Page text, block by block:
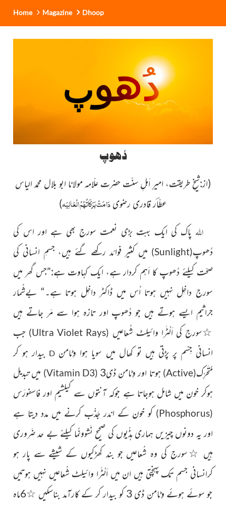
Home Magazine Dhoop
دُھوپ
(از:شیخِ طریقت، امیرِ اَہلِ سنّت حضرت علّامہ مولانا ابو بلال محمد الیاس
عطّاؔر قادری رضوی دَامَتْ بَرَکَاتُہُمُ الْعَالِیَہ)
اللہ پاک کی ایک بہت بڑی نعمت سورج بھی ہے اور اس کی
دُھوپ(
Sunlight
) میں کثیر فوائد رکھے گئے ہیں، جسمِ انسانی کی
صحّت کیلئے دُھوپ کا اَہم کردار ہے، ایک کہاوت ہے:”جس گھر میں
سورج داخِل نہیں ہوتا اُس میں ڈاکٹر داخِل ہوتا ہے۔“ بےشُمار
جراثیم ایسے ہوتے ہیں جو دُھوپ اور تازہ ہوا سے مَر جاتے ہیں
☆سورج کی اَلْٹَرا وائیلِٹ شُعاعیں (
Ultra Violet Rays
) جب
انسانی جِسْم پر پڑتی ہیں تو کھال میں سویا ہوا وِٹامن D بیدار ہو کر
مُتَحرِّک(
Active
) ہوتا اور وِٹامن ڈی3 (
Vitamin D3
) میں تبدیل
ہوکر خون میں شامل ہوجاتا ہے جوکہ آنتوں سے کیلشیم اور فاسفورَس
(
Phosphorus
) کو خون کے اندر جَذْب کرنے میں مدد دیتا ہے
اور یہ دونوں چیزیں ہماری ہڈّیوں کی صحيح نَشوونُما کیلئے بے حد ضَروری
ہیں ☆سورج کی وہ شُعاعیں جو بند کِھڑکیوں کے شیشے سے پار ہو
کرانسانی جسم تک پہنچتی ہیں ان میں اَلْٹَرا وائیلِٹ شُعاعیں نہیں ہوتیں
جو سوئے ہوئے وِٹامن ڈی 3 کو بیدار کر کے کارآمد بناسکیں
☆ 6ماہ